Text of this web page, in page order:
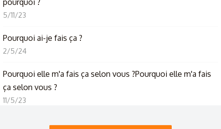
5/11/23
Pourquoi ai-je fais ça ?
2/5/24
Pourquoi elle m'a fais ça selon vous ?Pourquoi elle m'a fais
ça selon vous ?
11/5/23
Mon copain me supprimait de Snap après chaque